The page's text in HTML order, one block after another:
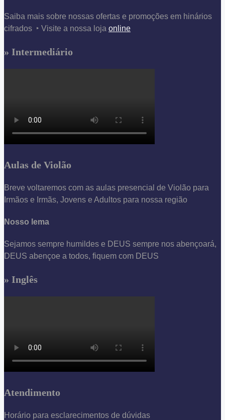
Saiba mais sobre nossas ofertas e promoções em hinários
cifrados ‣ Visite a nossa loja online
» Intermediário
Aulas de Violão
Breve voltaremos com as aulas presencial de Violão para
Irmãos e Irmãs, Jovens e Adultos para nossa região
Nosso lema
Sejamos sempre humildes e DEUS sempre nos abençoará,
DEUS abençoe a todos, fiquem com DEUS
» Inglês
Atendimento
Horário para esclarecimentos de dúvidas